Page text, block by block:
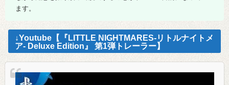
ます。
↓Youtube【『LITTLE NIGHTMARES-リトルナイトメ
ア- Deluxe Edition』 第1弾トレーラー】